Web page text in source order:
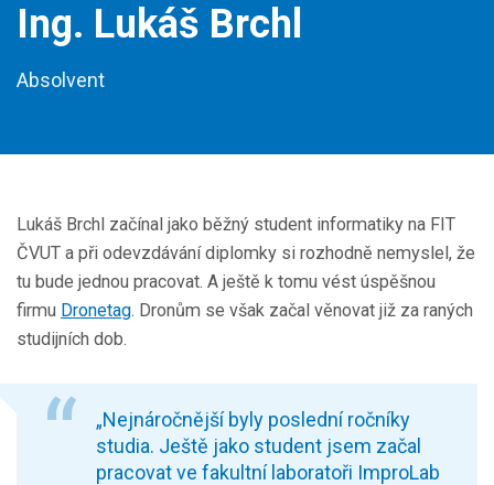
Ing. Lukáš Brchl
Absolvent
Lukáš Brchl začínal jako běžný student informatiky na FIT
ČVUT a při odevzdávání diplomky si rozhodně nemyslel, že
tu bude jednou pracovat. A ještě k tomu vést úspěšnou
firmu Dronetag. Dronům se však začal věnovat již za raných
studijních dob.
„Nejnáročnější byly poslední ročníky
studia. Ještě jako student jsem začal
pracovat ve fakultní laboratoři ImproLab